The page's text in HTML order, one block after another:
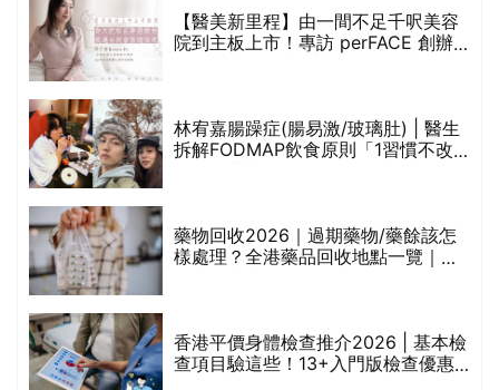
【醫美新里程】由一間不足千呎美容
院到主板上市！專訪 perFACE 創辦
林宥嘉腸躁症(腸易激/玻璃肚) | 醫生
拆解FODMAP飲食原則「1習慣不改
藥物回收2026｜過期藥物/藥餘該怎
樣處理？全港藥品回收地點一覽｜屈
香港平價身體檢查推介2026 | 基本檢
查項目驗這些！13+入門版檢查優惠